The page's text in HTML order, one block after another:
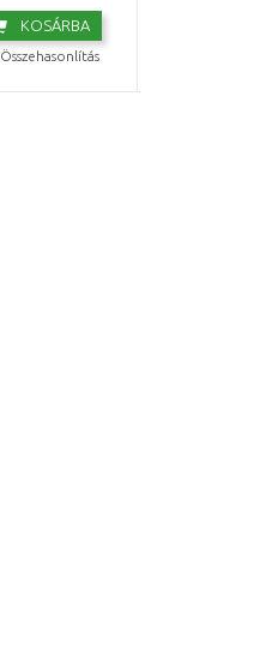
KOSÁRBA
Összehasonlítás